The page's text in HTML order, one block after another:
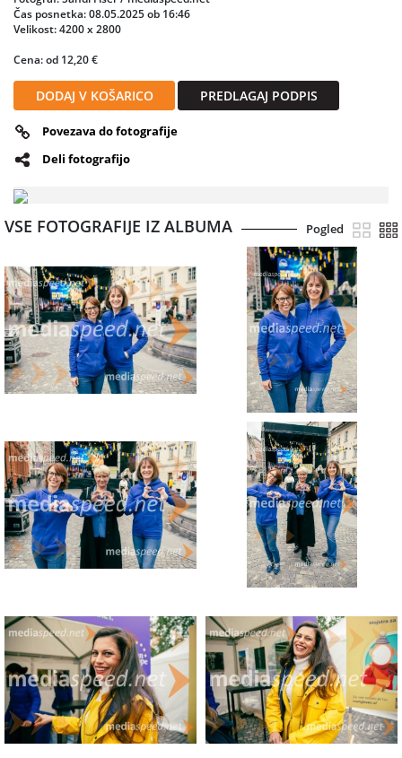
Čas posnetka: 08.05.2025 ob 16:46
Velikost: 4200 x 2800
Cena: od 12,20 €
DODAJ V KOŠARICO PREDLAGAJ PODPIS
Povezava do fotografije
Deli fotografijo
VSE FOTOGRAFIJE IZ ALBUMA Pogled